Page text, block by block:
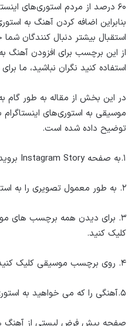
۶۰ درصد از مردم استوری‌های
بنابراین اضافه کردن آهنگ به
استقبال بیشتر دنبال کنندگان
از این برچسب برای افزودن آهنگ
استفاده کنید نگران نباشید، ما
در این بخش از مقاله به طور گام
موسیقی به استوری‌های
توضیح داده شده است.
۱.به صفحه Instagram Story بروید.
۲. به طور معمول تصویری را به استوری خود اضافه کنید.
۳. برای دیدن همه برچسب های
کلیک کنید.
۴. روی برچسب موسیقی کلیک کنید.
۵.آهنگی را که می خواهید به استوری خود اضافه کنید پیدا کنید.